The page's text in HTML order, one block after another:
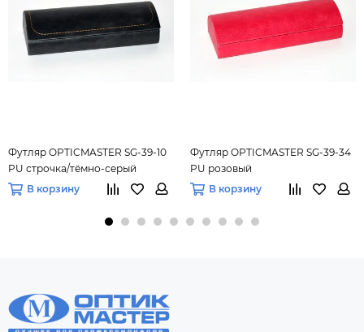
Футляр OPTICMASTER SG-39-10
PU строчка/тёмно-серый
В корзину
Футляр OPTICMASTER SG-39-34
PU розовый
В корзину